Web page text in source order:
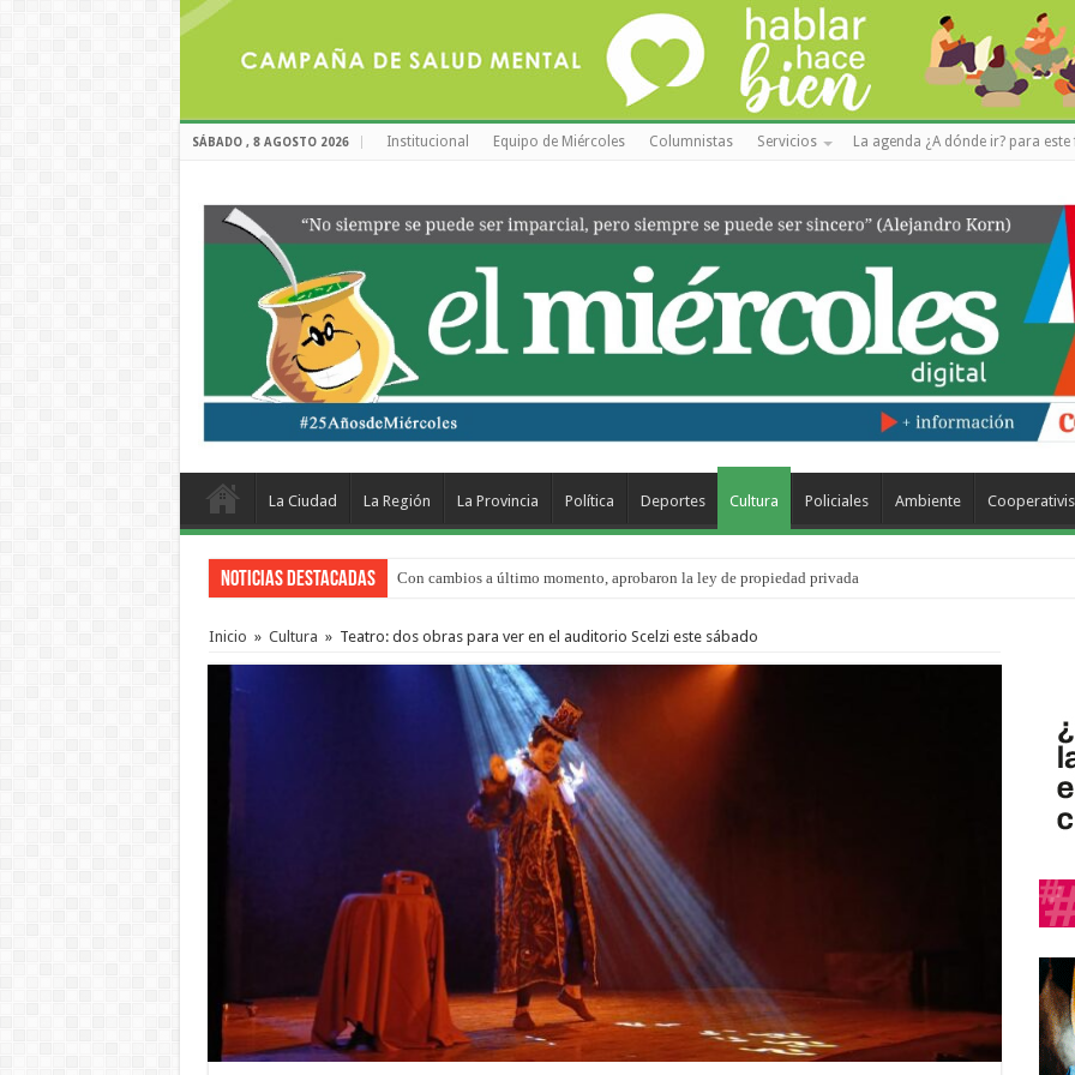
SÁBADO , 8 AGOSTO 2026 Institucional Equipo de Miércoles Columnistas Servicios La agenda ¿A dónde ir? para este
La Ciudad La Región La Provincia Política Deportes Cultura Policiales Ambiente
Noticias Destacadas Con cambios a último momento, aprobaron la ley de propiedad privada
Adopción en Entre Ríos: el 35% de los 90 niños, niñas y adolescentes que esperan una familia tiene
Inicio » Cultura » Teatro: dos obras para ver en el auditorio Scelzi este sábado